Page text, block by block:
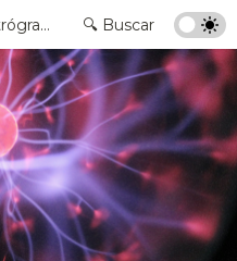
Etilmercurio Retrógrado - Temporada 4 - Episodio 10 - "Ciencia Abierta”